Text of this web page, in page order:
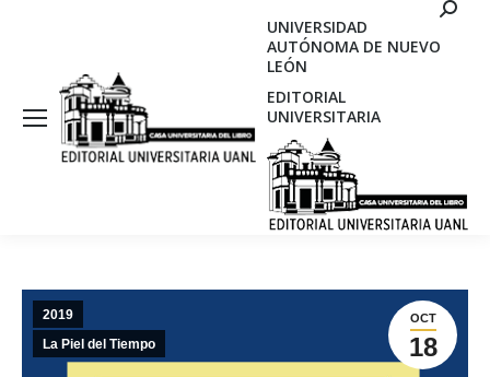
UNIVERSIDAD
AUTÓNOMA DE NUEVO
LEÓN
EDITORIAL
UNIVERSITARIA
OCT
18
2019
La Piel del Tiempo